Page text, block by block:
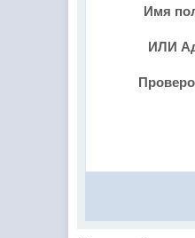
Имя
ИЛИ